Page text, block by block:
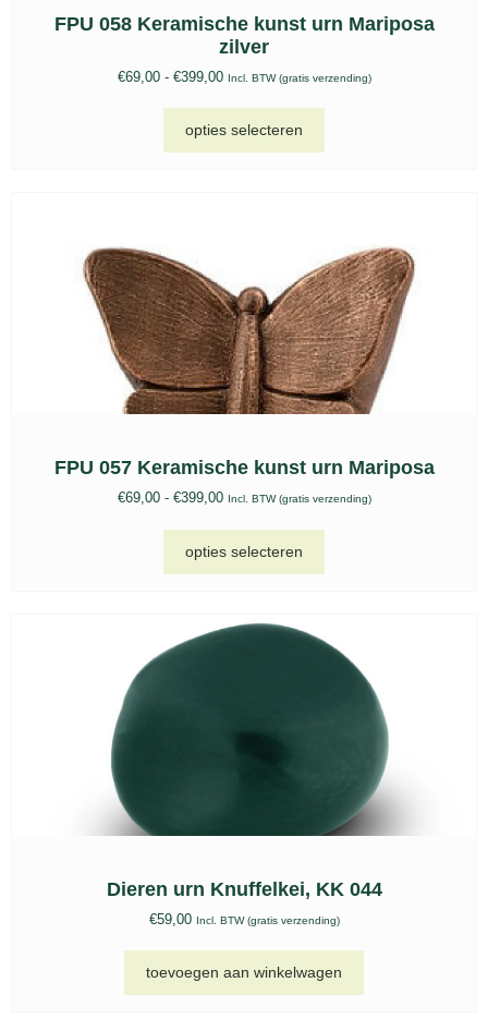
FPU 058 Keramische kunst urn Mariposa
zilver
€69,00 - €399,00 Incl. BTW (gratis verzending)
opties selecteren
FPU 057 Keramische kunst urn Mariposa
€69,00 - €399,00 Incl. BTW (gratis verzending)
opties selecteren
Dieren urn Knuffelkei, KK 044
€59,00 Incl. BTW (gratis verzending)
toevoegen aan winkelwagen